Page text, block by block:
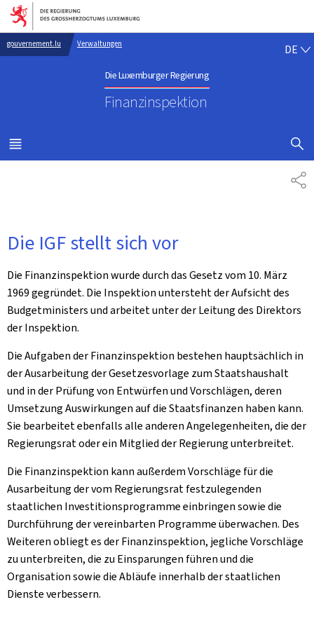
Zur Hauptnavigation
Zum Inhalt
gouvernement.lu Verwaltungen
Die Luxemburger Regierung
Finanzinspektion
DE
MENÜ
HAUPT-
Die IGF stellt sich vor
Die Finanzinspektion wurde durch das Gesetz vom 10. März
1969 gegründet. Die Inspektion untersteht der Aufsicht des
Budgetministers und arbeitet unter der Leitung des Direktors
der Inspektion.
Die Aufgaben der Finanzinspektion bestehen hauptsächlich in
der Ausarbeitung der Gesetzesvorlage zum Staatshaushalt
und in der Prüfung von Entwürfen und Vorschlägen, deren
Umsetzung Auswirkungen auf die Staatsfinanzen haben kann.
Sie bearbeitet ebenfalls alle anderen Angelegenheiten, die der
Regierungsrat oder ein Mitglied der Regierung unterbreitet.
Die Finanzinspektion kann außerdem Vorschläge für die
Ausarbeitung der vom Regierungsrat festzulegenden
staatlichen Investitionsprogramme einbringen sowie die
Durchführung der vereinbarten Programme überwachen. Des
Weiteren obliegt es der Finanzinspektion, jegliche Vorschläge
zu unterbreiten, die zu Einsparungen führen und die
Organisation sowie die Abläufe innerhalb der staatlichen
Dienste verbessern.